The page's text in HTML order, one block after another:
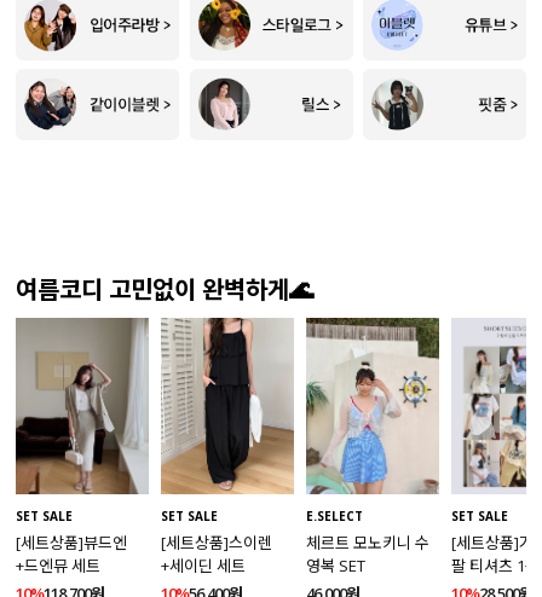
여름코디 고민없이 완벽하게🌊
SET SALE
[세트상품]뷰드엔
+드엔뮤 세트
SET SALE
[세트상품]스이렌
+세이딘 세트
E.SELECT
체르트 모노키니 수
영복 SET
SET SALE
[세트상품]가
팔 티셔츠